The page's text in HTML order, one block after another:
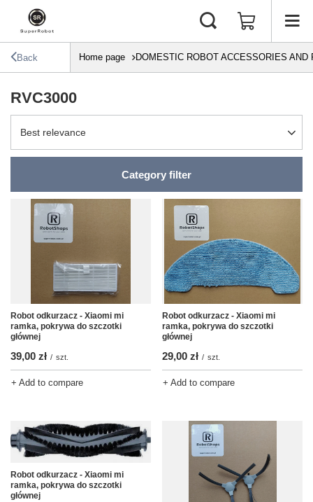
Back Home page DOMESTIC ROBOT ACCESSORIES AND
RVC3000
Change sorting
Best relevance
Category filter
Robot odkurzacz - Xiaomi mi
ramka, pokrywa do szczotki
głównej
39,00 zł / szt.
+ Add to compare
Robot odkurzacz - Xiaomi mi
ramka, pokrywa do szczotki
głównej
29,00 zł / szt.
+ Add to compare
Robot odkurzacz - Xiaomi mi
ramka, pokrywa do szczotki
głównej